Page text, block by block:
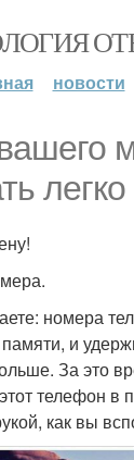
новости
номера
и
За это
телефон
как вы